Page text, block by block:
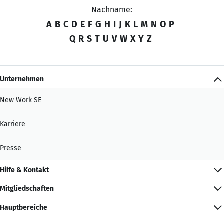
Nachname:
A B C D E F G H I J K L M N O P
Q R S T U V W X Y Z
Unternehmen
New Work SE
Karriere
Presse
Hilfe & Kontakt
Mitgliedschaften
Hauptbereiche